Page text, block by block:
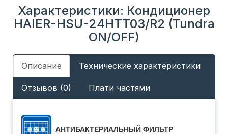
Характеристики: Кондиционер
HAIER-HSU-24HTT03/R2 (Tundra
ON/OFF)
Описание Технические характеристики
Отзывов (0) Плати частями
АНТИБАКТЕРИАЛЬНЫЙ ФИЛЬТР